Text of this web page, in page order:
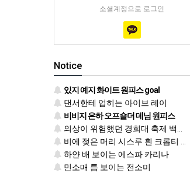
소셜계정으로 로그인
Notice
있지 예지 화이트 원피스 goal
댄서한테 업히는 아이브 레이
비비지 은하 오프숄더 데님 원피스
의상이 위험했던 경희대 축제 백지헌
비에 젖은 머리 시스루 흰 크롭티 에스파 닝닝
하얀 배 보이는 에스파 카리나
민소매 틈 보이는 전소미